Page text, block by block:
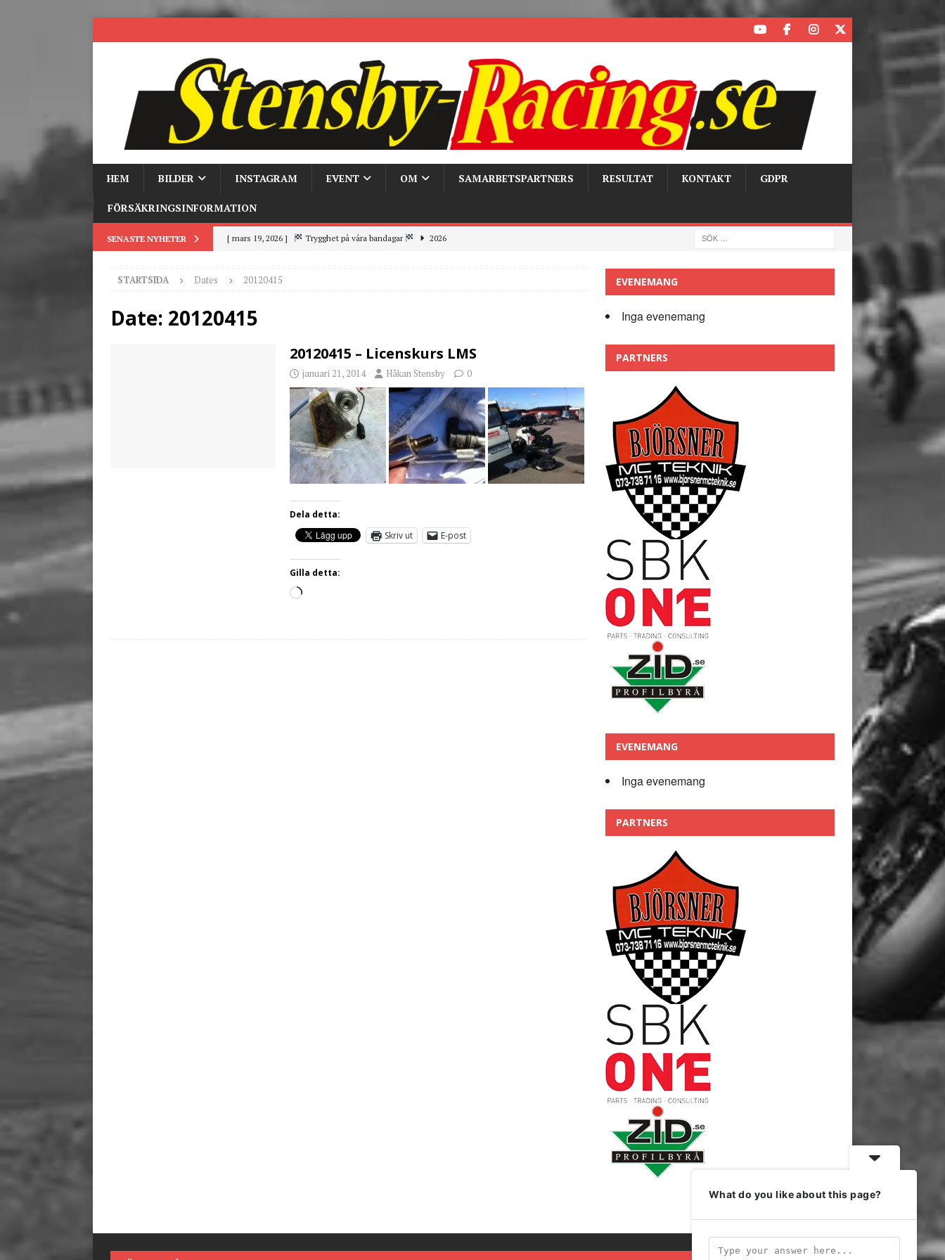
HEM BILDER INSTAGRAM EVENT OM SAMARBETSPARTNERS RESULTAT KONTAKT GDPR
FÖRSÄKRINGSINFORMATION
SENASTE NYHETER [ mars 19, 2026 ] Trygghet på våra bandagar 2026
[ juni 26, 2026 ]
[ juni 23, 2026 ]
STARTSIDA Dates 20120415
Date: 20120415
20120415 – Licenskurs LMS
januari 21, 2014 Håkan Stensby 0
Dela detta:
Skriv ut
E-post
Gilla detta:
EVENEMANG
Inga evenemang
PARTNERS
EVENEMANG
Inga evenemang
PARTNERS
What do you like about this page?